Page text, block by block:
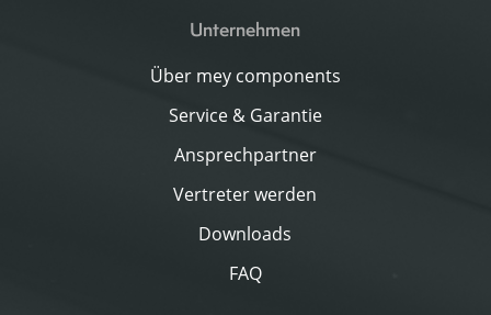
Unternehmen
Über mey components
Service & Garantie
Ansprechpartner
Vertreter werden
Downloads
FAQ